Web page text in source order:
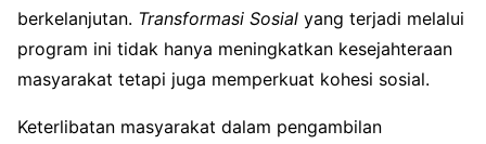
berkelanjutan. Transformasi Sosial yang terjadi melalui
program ini tidak hanya meningkatkan kesejahteraan
masyarakat tetapi juga memperkuat kohesi sosial.
Keterlibatan masyarakat dalam pengambilan